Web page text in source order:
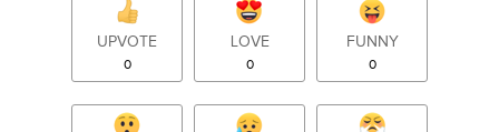
UPVOTE
0
LOVE
0
FUNNY
0